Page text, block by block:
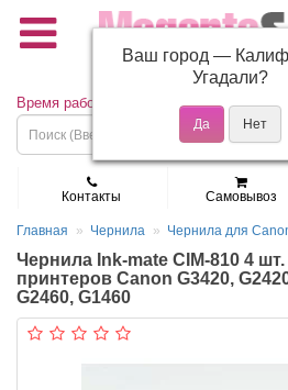
(495) 150-01-37
Время работы: Пн - Пт 9:30 - 19:00
Контакты Самовывоз
Главная Чернила Чернила для
Чернила Ink-mate CIM-810 4
принтеров Canon G3420,
G2460, G1460
Ваш город —
Угадали?